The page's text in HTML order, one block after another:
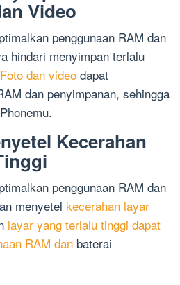
Video
penggunaan RAM dan
hindari menyimpan terlalu
Foto dan video dapat
dan penyimpanan, sehingga
Kecerahan
penggunaan RAM dan
menyetel kecerahan layar
layar yang terlalu tinggi dapat
RAM dan baterai